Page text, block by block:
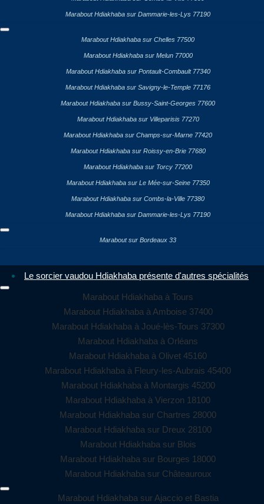
Marabout Hdiakhaba sur Dammarie-les-Lys 77190
Marabout Hdiakhaba sur Chelles 77500
Marabout Hdiakhaba sur Melun 77000
Marabout Hdiakhaba sur Pontault-Combault 77340
Marabout Hdiakhaba sur Savigny-le-Temple 77176
Marabout Hdiakhaba sur Bussy-Saint-Georges 77600
Marabout Hdiakhaba sur Villeparisis 77270
Marabout Hdiakhaba sur Champs-sur-Marne 77420
Marabout Hdiakhaba sur Roissy-en-Brie 77680
Marabout Hdiakhaba sur Torcy 77200
Marabout Hdiakhaba sur Le Mée-sur-Seine 77350
Marabout Hdiakhaba sur Combs-la-Ville 77380
Marabout Hdiakhaba sur Dammarie-les-Lys 77190
Marabout sur Bordeaux 33
Le sorcier vaudou Hdiakhaba présente d'autres spécialités
Marabout Hdiakhaba à Tours
Marabout Hdiakhaba à Amboise 37400
Marabout Hdiakhaba à Joué-lès-Tours 37300
Marabout Hdiakhaba à Orléans
Marabout Hdiakhaba à Olivet 45160
Marabout Hdiakhaba à Fleury-les-Aubrais 45400
Marabout Hdiakhaba à Montargis 45200
Marabout Hdiakhaba à Vierzon 18100
Marabout Hdiakhaba sur Chartres 28000
Marabout Hdiakhaba sur Dreux 28100
Marabout Hdiakhaba sur Blois
Marabout Hdiakhaba sur Bourges 18000
Marabout Hdiakhaba sur Châteauroux
Marabout Hdiakhaba sur Ajaccio et Bastia